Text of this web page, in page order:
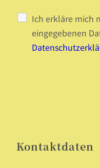
Ich erkläre mich
eingegebenen
Kontaktdaten